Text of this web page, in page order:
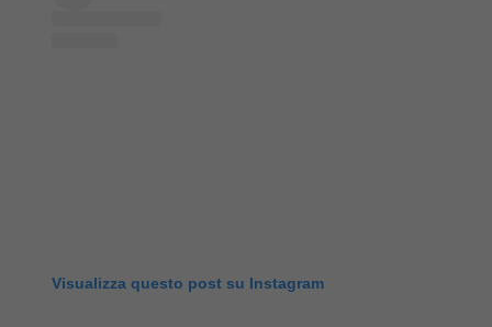
Visualizza questo post su Instagram